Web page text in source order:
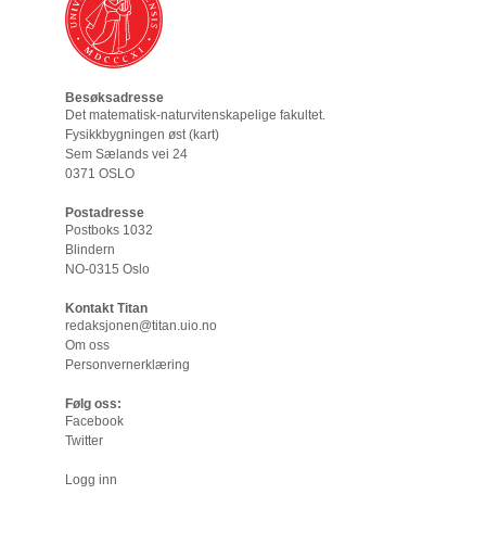
Besøksadresse
Det matematisk-naturvitenskapelige fakultet.
Fysikkbygningen øst (kart)
Sem Sælands vei 24
0371 OSLO
Postadresse
Postboks 1032
Blindern
NO-0315 Oslo
Kontakt Titan
redaksjonen@titan.uio.no
Om oss
Personvernerklæring
Følg oss:
Facebook
Twitter
Logg inn